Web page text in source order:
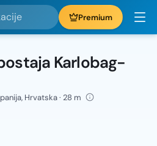
Premium
Karlobag-
Hrvatska · 28 m